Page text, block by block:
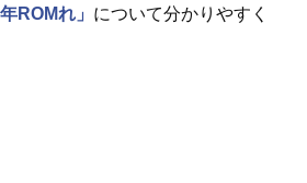
年ROMれ」 について分かりやすく